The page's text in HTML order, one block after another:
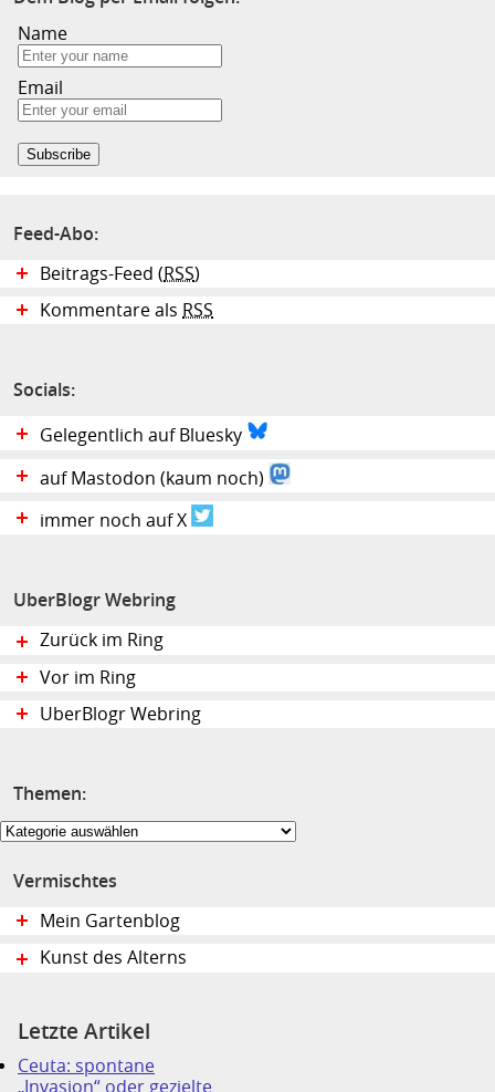
Name
Email
Feed-Abo:
Beitrags-Feed (RSS)
Kommentare als RSS
Socials:
Gelegentlich auf Bluesky
auf Mastodon (kaum noch)
immer noch auf X
UberBlogr Webring
Zurück im Ring
Vor im Ring
UberBlogr Webring
Themen:
Themen:
Vermischtes
Mein Gartenblog
Kunst des Alterns
Letzte Artikel
Ceuta: spontane
„Invasion“ oder gezielte